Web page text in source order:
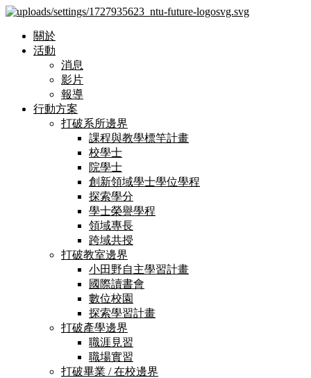
關於
活動
消息
影片
報導
行動方案
打破系所邊界
課程與教學標竿計畫
校學士
院學士
創新領域學士學位學程
探索學分
學士榮譽學程
領域專長
跨域共授
打破教室邊界
小田野自主學習計畫
國際讀書會
數位校園
探索學習計畫
打破產學邊界
職涯見習
職場實習
打破畢業 / 在校邊界